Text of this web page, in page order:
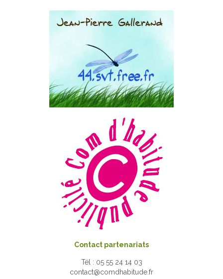
Contact partenariats
Tél : 05 55 24 14 03
contact@comdhabitude.fr